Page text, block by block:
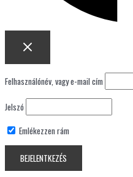
Felhasználónév, vagy e-mail cím
Jelszó
Emlékezzen rám